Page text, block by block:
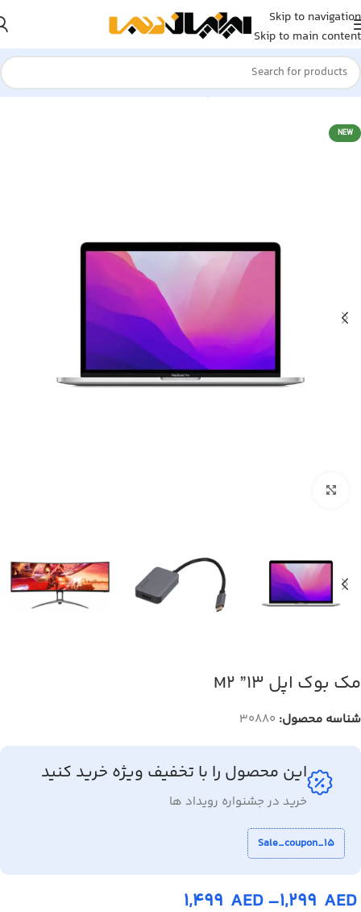
Skip to navigation
Skip to main content
خانه»فروشگاه»مک بوک اپل 13” M2
NEW
مک بوک اپل 13” M2
شناسه محصول: 30880
این محصول را با تخفیف ویژه خرید کنید
خرید در جشنواره رویداد ها
Sale_coupon_15
1,299 AED
–
1,499 AED